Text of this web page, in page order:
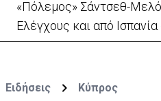
30 χρόνια από τις
Εκδήλωση μνήμης απόψε
Ειδήσεις Κύπρος